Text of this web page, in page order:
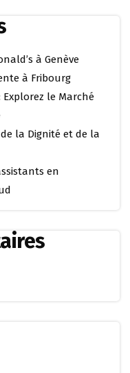
à Genève
à Fribourg
Explorez le Marché
la Dignité et de la
en